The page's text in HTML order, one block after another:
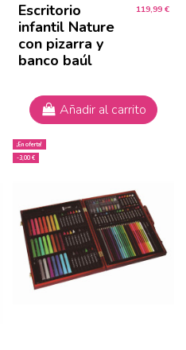
Escritorio
infantil Nature
con pizarra y
banco baúl
119,99 €
Añadir al carrito
¡En oferta!
-3,00 €